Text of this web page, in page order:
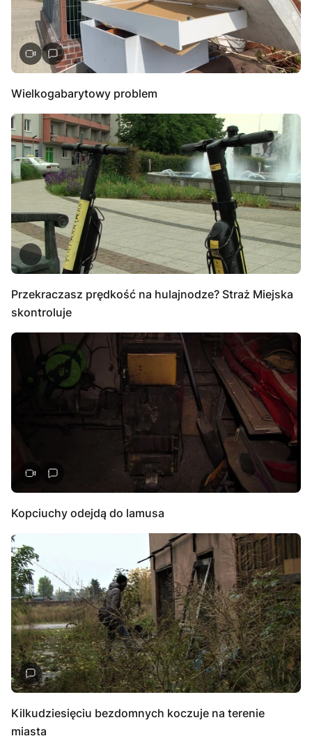
Wielkogabarytowy problem
Przekraczasz prędkość na hulajnodze? Straż Miejska
skontroluje
Kopciuchy odejdą do lamusa
Kilkudziesięciu bezdomnych koczuje na terenie
miasta